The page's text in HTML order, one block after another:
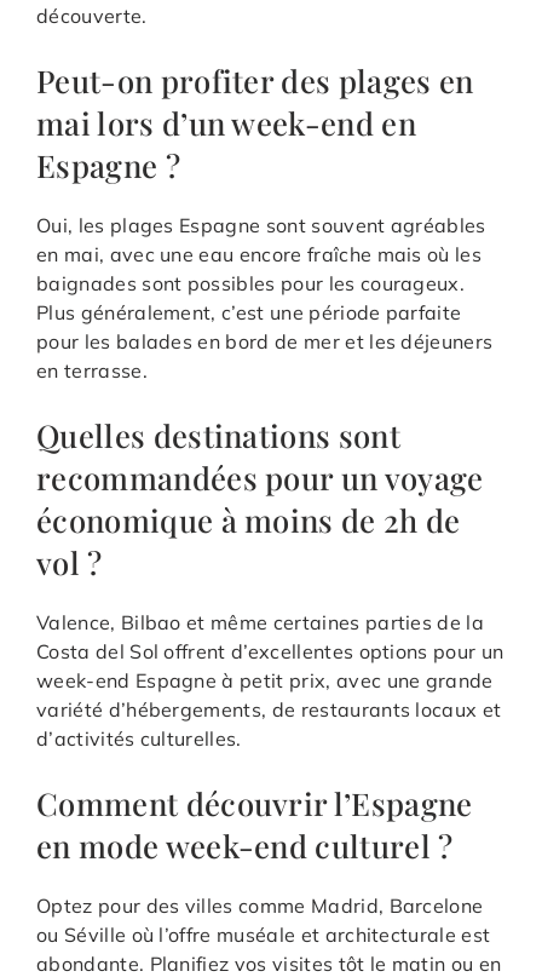
découverte.
Peut-on profiter des plages en
mai lors d’un week-end en
Espagne ?
Oui, les plages Espagne sont souvent agréables
en mai, avec une eau encore fraîche mais où les
baignades sont possibles pour les courageux.
Plus généralement, c’est une période parfaite
pour les balades en bord de mer et les déjeuners
en terrasse.
Quelles destinations sont
recommandées pour un voyage
économique à moins de 2h de
vol ?
Valence, Bilbao et même certaines parties de la
Costa del Sol offrent d’excellentes options pour un
week-end Espagne à petit prix, avec une grande
variété d’hébergements, de restaurants locaux et
d’activités culturelles.
Comment découvrir l’Espagne
en mode week-end culturel ?
Optez pour des villes comme Madrid, Barcelone
ou Séville où l’offre muséale et architecturale est
abondante. Planifiez vos visites tôt le matin ou en